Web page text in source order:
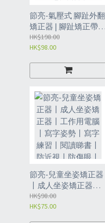
節亮-氣壓式 腳趾外翻
矯正器 | 腳趾矯正帶 |
大腳骨矯正器 | 固定拇
指外翻矯正帶 -黑色一
HK$198.00
HK$98.00
節亮-兒童坐姿矯正器
丨成人坐姿矯正器丨
工作用電腦 丨寫字姿
勢丨寫字練習丨閱讀
HK$98.00
HK$75.00